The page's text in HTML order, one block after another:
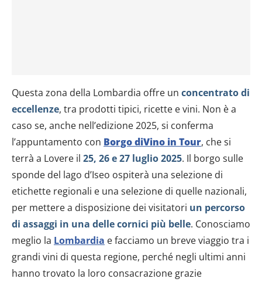
Questa zona della Lombardia offre un concentrato di
eccellenze, tra prodotti tipici, ricette e vini. Non è a
caso se, anche nell’edizione 2025, si conferma
l’appuntamento con Borgo diVino in Tour, che si
terrà a Lovere il 25, 26 e 27 luglio 2025. Il borgo sulle
sponde del lago d’Iseo ospiterà una selezione di
etichette regionali e una selezione di quelle nazionali,
per mettere a disposizione dei visitatori un percorso
di assaggi in una delle cornici più belle. Conosciamo
meglio la Lombardia e facciamo un breve viaggio tra i
grandi vini di questa regione, perché negli ultimi anni
hanno trovato la loro consacrazione grazie